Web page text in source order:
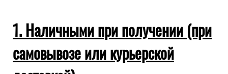
1. Наличными при получении (при
самовывозе или курьерской